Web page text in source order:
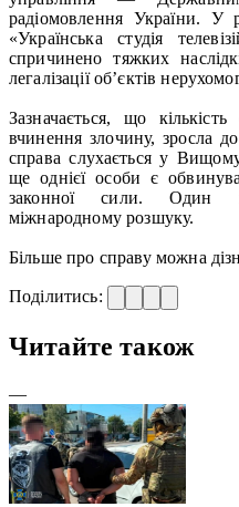
радіомовлення України. У
«Українська студія
спричинено тяжких
легалізації об’єктів
Зазначається, що
вчинення злочину, зросла
справа слухається у
ще однієї особи є
законної сили. Один
міжнародному розшуку.
Більше про справу можна
Поділитись:
Читайте також
—